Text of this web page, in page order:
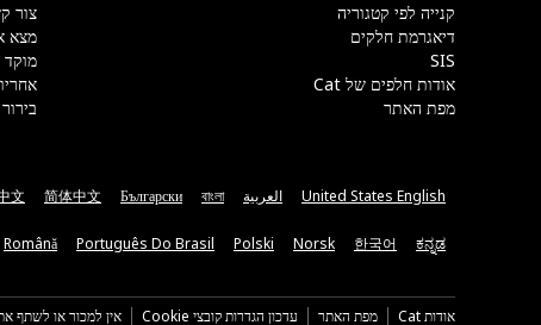
קנייה לפי קטגוריה
דיאגרמת חלקים
SIS
אודות חלפים של Cat
מפת האתר
צור
מצא
מוקד
United States English العربية বাংলা
Български
简体中文
文
ಕನ್ನಡ
한국어
Norsk
Polski
Português Do Brasil
Română
אודות Cat מפת האתר עדכון הגדרות קובצי Cookie אין למכור או לשתף